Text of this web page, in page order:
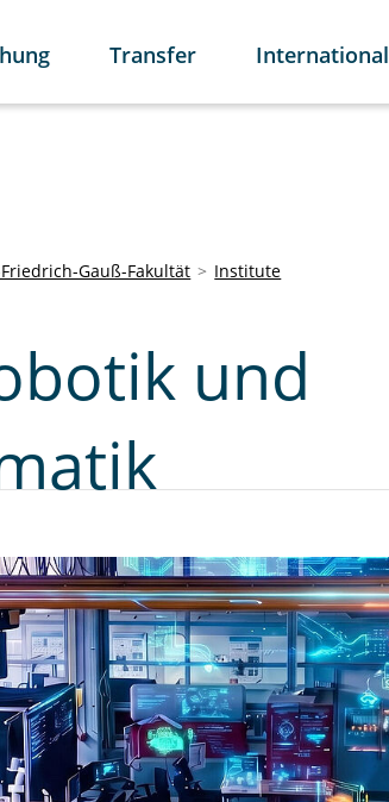
Transfer International
Gauß-Fakultät Institute
und